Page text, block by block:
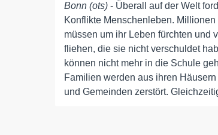
Bonn (ots) - Überall auf der Welt
Konflikte Menschenleben.
müssen um ihr Leben fürchten und
fliehen, die sie nicht verschuldet
können nicht mehr in die Schule
Familien werden aus ihren
und Gemeinden zerstört.